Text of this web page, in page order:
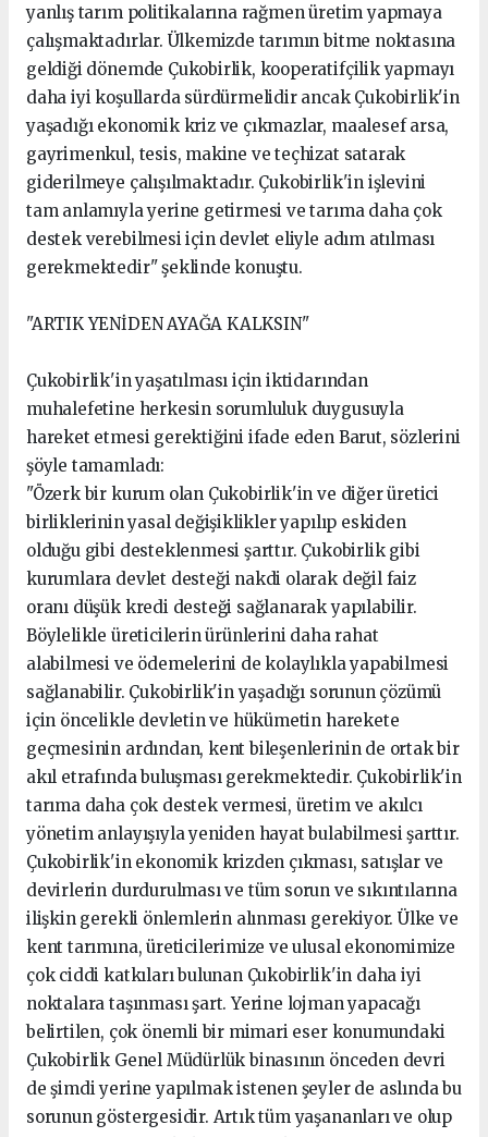
yanlış tarım politikalarına rağmen üretim yapmaya
çalışmaktadırlar. Ülkemizde tarımın bitme noktasına
geldiği dönemde Çukobirlik, kooperatifçilik yapmayı
daha iyi koşullarda sürdürmelidir ancak Çukobirlik'in
yaşadığı ekonomik kriz ve çıkmazlar, maalesef arsa,
gayrimenkul, tesis, makine ve teçhizat satarak
giderilmeye çalışılmaktadır. Çukobirlik'in işlevini
tam anlamıyla yerine getirmesi ve tarıma daha çok
destek verebilmesi için devlet eliyle adım atılması
gerekmektedir" şeklinde konuştu.
"ARTIK YENİDEN AYAĞA KALKSIN"
Çukobirlik'in yaşatılması için iktidarından
muhalefetine herkesin sorumluluk duygusuyla
hareket etmesi gerektiğini ifade eden Barut, sözlerini
şöyle tamamladı:
"Özerk bir kurum olan Çukobirlik'in ve diğer üretici
birliklerinin yasal değişiklikler yapılıp eskiden
olduğu gibi desteklenmesi şarttır. Çukobirlik gibi
kurumlara devlet desteği nakdi olarak değil faiz
oranı düşük kredi desteği sağlanarak yapılabilir.
Böylelikle üreticilerin ürünlerini daha rahat
alabilmesi ve ödemelerini de kolaylıkla yapabilmesi
sağlanabilir. Çukobirlik'in yaşadığı sorunun çözümü
için öncelikle devletin ve hükümetin harekete
geçmesinin ardından, kent bileşenlerinin de ortak bir
akıl etrafında buluşması gerekmektedir. Çukobirlik'in
tarıma daha çok destek vermesi, üretim ve akılcı
yönetim anlayışıyla yeniden hayat bulabilmesi şarttır.
Çukobirlik'in ekonomik krizden çıkması, satışlar ve
devirlerin durdurulması ve tüm sorun ve sıkıntılarına
ilişkin gerekli önlemlerin alınması gerekiyor. Ülke ve
kent tarımına, üreticilerimize ve ulusal ekonomimize
çok ciddi katkıları bulunan Çukobirlik'in daha iyi
noktalara taşınması şart. Yerine lojman yapacağı
belirtilen, çok önemli bir mimari eser konumundaki
Çukobirlik Genel Müdürlük binasının önceden devri
de şimdi yerine yapılmak istenen şeyler de aslında bu
sorunun göstergesidir. Artık tüm yaşananları ve olup